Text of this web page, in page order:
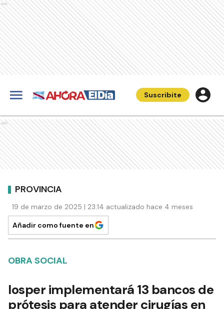
Ads
Suscribite
Ads
PROVINCIA
19 de marzo de 2025 | 23:14 actualizado hace 4 meses
Añadir como fuente en
OBRA SOCIAL
Iosper implementará 13 bancos de
prótesis para atender cirugías en